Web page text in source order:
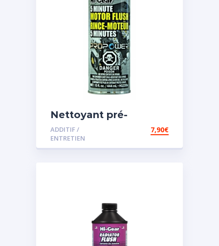
Nettoyant pré-
vidange
ADDITIF /
ENTRETIEN
7,90€